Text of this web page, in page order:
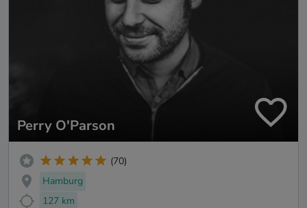
Perry O'Parson
(70)
Hamburg
127 km